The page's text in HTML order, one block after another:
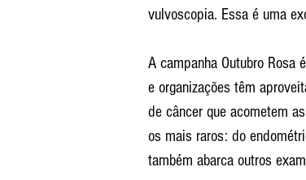
vulvoscopia. Essa é uma
A campanha Outubro Rosa
e organizações têm
de câncer que acometem
os mais raros: do
também abarca outros